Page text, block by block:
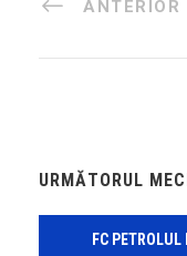
ANTERIOR
URMĂTORUL MECI
FC